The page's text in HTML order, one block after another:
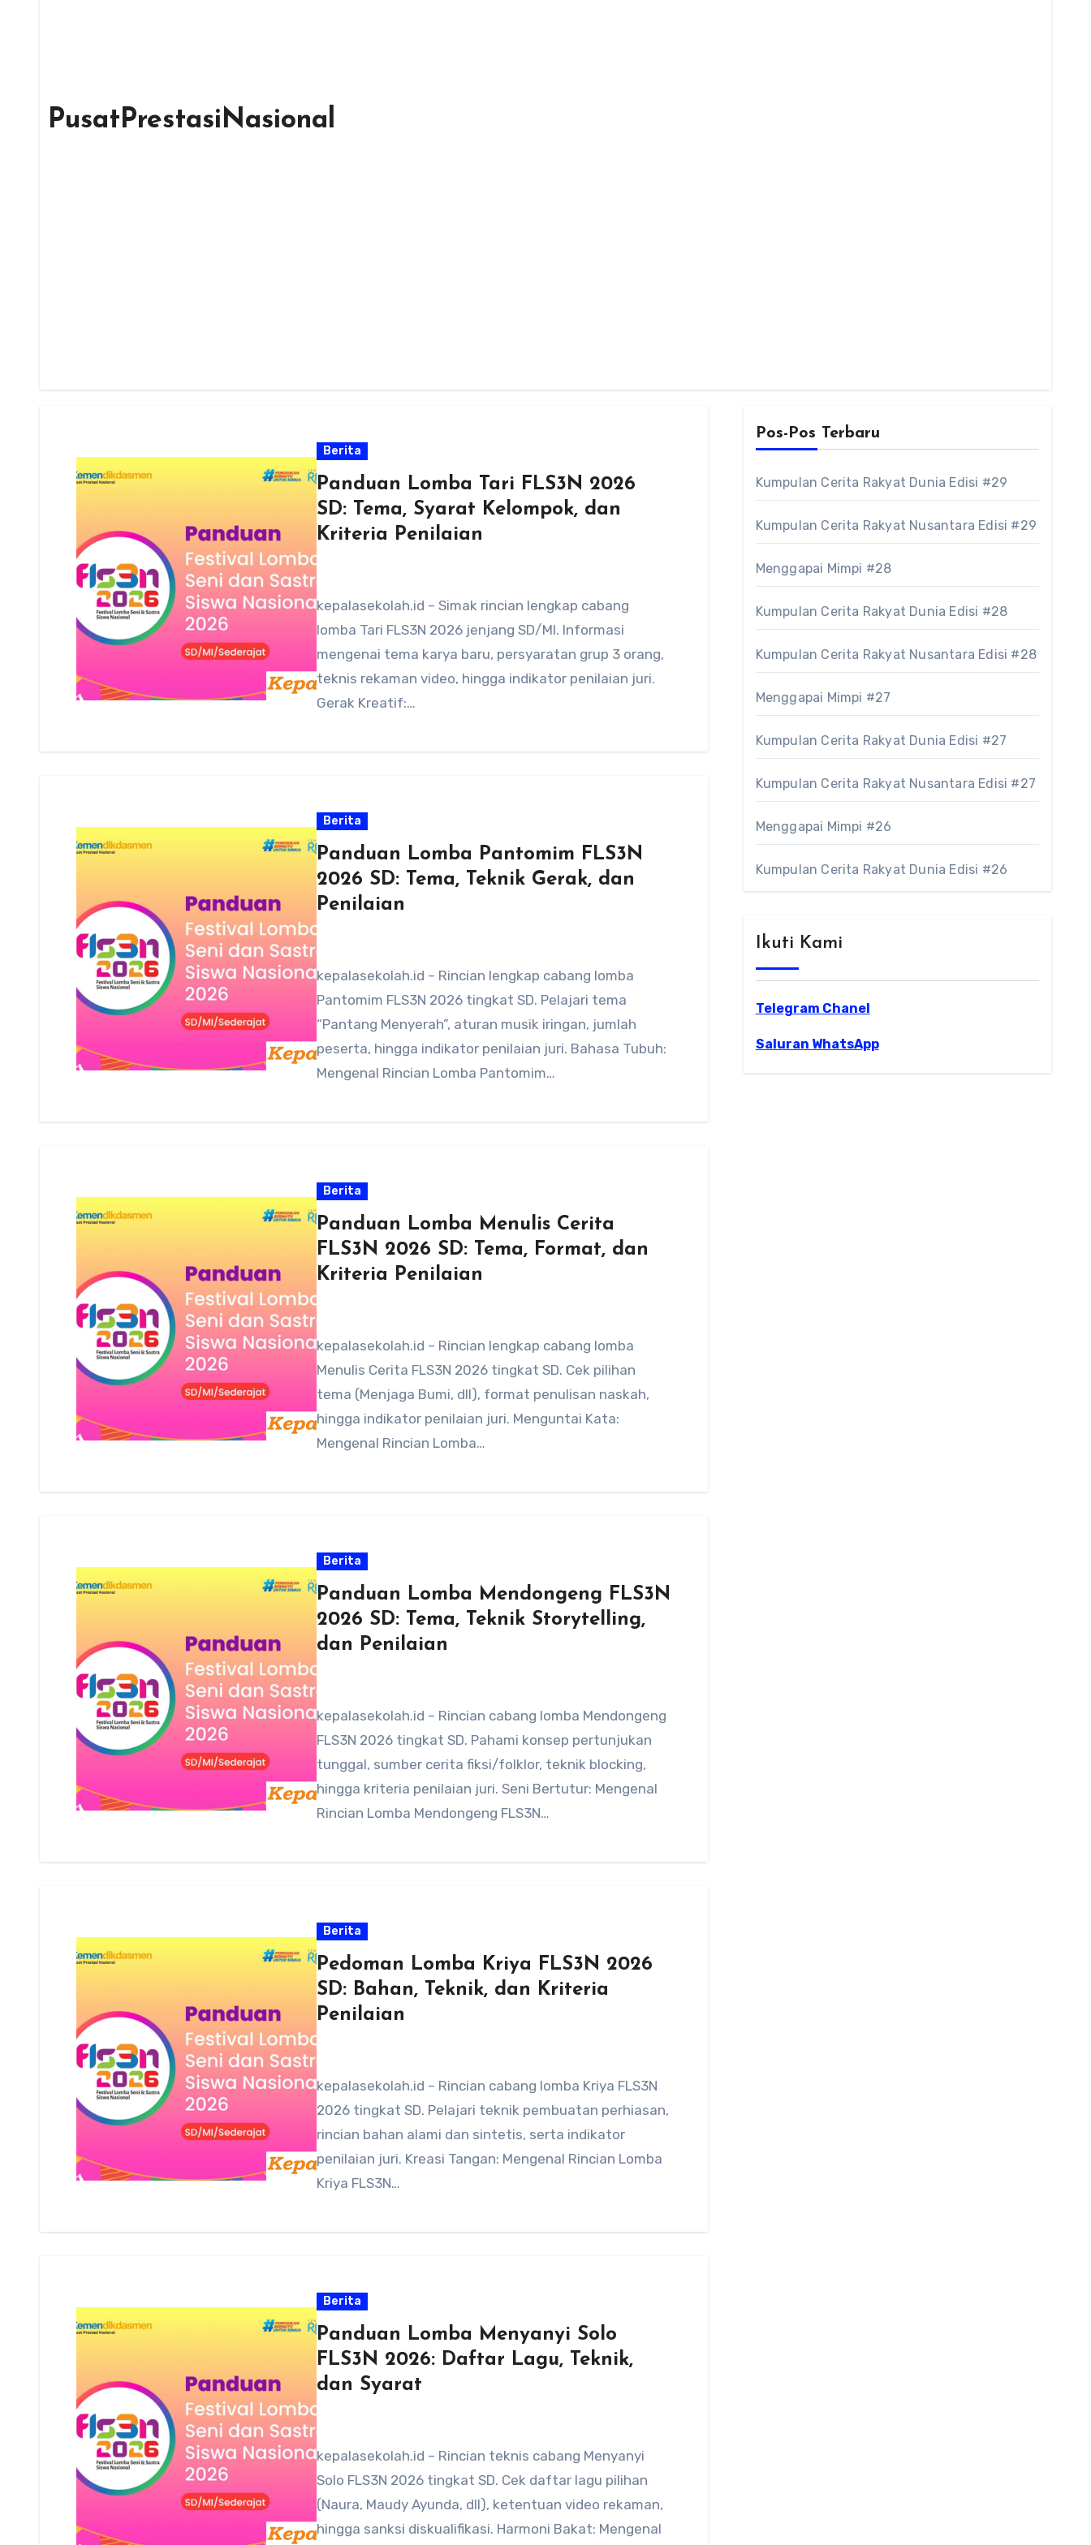
PusatPrestasiNasional
Berita
Panduan Lomba Tari FLS3N 2026
SD: Tema, Syarat Kelompok, dan
Kriteria Penilaian
kepalasekolah.id – Simak rincian lengkap cabang
lomba Tari FLS3N 2026 jenjang SD/MI. Informasi
mengenai tema karya baru, persyaratan grup 3 orang,
teknis rekaman video, hingga indikator penilaian juri.
Gerak Kreatif:…
Berita
Panduan Lomba Pantomim FLS3N
2026 SD: Tema, Teknik Gerak, dan
Penilaian
kepalasekolah.id – Rincian lengkap cabang lomba
Pantomim FLS3N 2026 tingkat SD. Pelajari tema
“Pantang Menyerah”, aturan musik iringan, jumlah
peserta, hingga indikator penilaian juri. Bahasa Tubuh:
Mengenal Rincian Lomba Pantomim…
Berita
Panduan Lomba Menulis Cerita
FLS3N 2026 SD: Tema, Format, dan
Kriteria Penilaian
kepalasekolah.id – Rincian lengkap cabang lomba
Menulis Cerita FLS3N 2026 tingkat SD. Cek pilihan
tema (Menjaga Bumi, dll), format penulisan naskah,
hingga indikator penilaian juri. Menguntai Kata:
Mengenal Rincian Lomba…
Berita
Panduan Lomba Mendongeng FLS3N
2026 SD: Tema, Teknik Storytelling,
dan Penilaian
kepalasekolah.id – Rincian cabang lomba Mendongeng
FLS3N 2026 tingkat SD. Pahami konsep pertunjukan
tunggal, sumber cerita fiksi/folklor, teknik blocking,
hingga kriteria penilaian juri. Seni Bertutur: Mengenal
Rincian Lomba Mendongeng FLS3N…
Berita
Pedoman Lomba Kriya FLS3N 2026
SD: Bahan, Teknik, dan Kriteria
Penilaian
kepalasekolah.id – Rincian cabang lomba Kriya FLS3N
2026 tingkat SD. Pelajari teknik pembuatan perhiasan,
rincian bahan alami dan sintetis, serta indikator
penilaian juri. Kreasi Tangan: Mengenal Rincian Lomba
Kriya FLS3N…
Berita
Panduan Lomba Menyanyi Solo
FLS3N 2026: Daftar Lagu, Teknik,
dan Syarat
kepalasekolah.id – Rincian teknis cabang Menyanyi
Solo FLS3N 2026 tingkat SD. Cek daftar lagu pilihan
(Naura, Maudy Ayunda, dll), ketentuan video rekaman,
hingga sanksi diskualifikasi. Harmoni Bakat: Mengenal
Pos-Pos Terbaru
Kumpulan Cerita Rakyat Dunia Edisi #29
Kumpulan Cerita Rakyat Nusantara Edisi #29
Menggapai Mimpi #28
Kumpulan Cerita Rakyat Dunia Edisi #28
Kumpulan Cerita Rakyat Nusantara Edisi #28
Menggapai Mimpi #27
Kumpulan Cerita Rakyat Dunia Edisi #27
Kumpulan Cerita Rakyat Nusantara Edisi #27
Menggapai Mimpi #26
Kumpulan Cerita Rakyat Dunia Edisi #26
Ikuti Kami
Telegram Chanel
Saluran WhatsApp